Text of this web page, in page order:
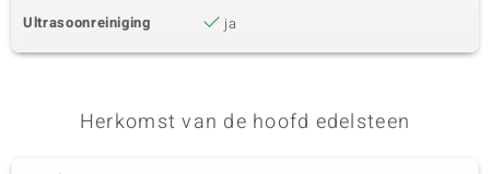
Ultrasoonreiniging
ja
Herkomst van de hoofd edelsteen